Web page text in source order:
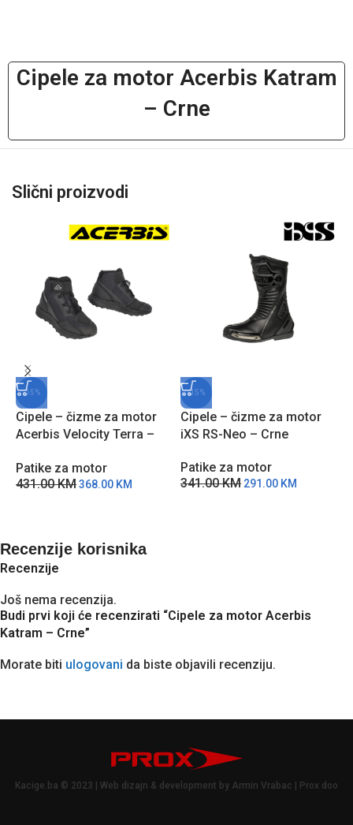
Cipele za motor Acerbis Katram
– Crne
Slični proizvodi
-15%
Cipele – čizme za motor
Acerbis Velocity Terra –
Patike za motor
431.00KM368.00 KM
-15%
Cipele – čizme za motor
iXS RS-Neo – Crne
Patike za motor
341.00KM 291.00 KM
Recenzije korisnika
Recenzije
Još nema recenzija.
Budi prvi koji će recenzirati “Cipele za motor Acerbis
Katram – Crne”
Morate biti ulogovani da biste objavili recenziju.
Kacige.ba © 2023 | Web dizajn & development by Armin Vrabac | Prox doo